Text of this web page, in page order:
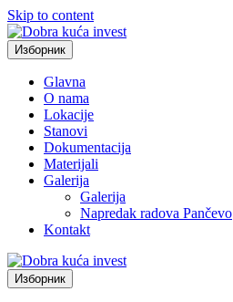
Skip to content
Изборник
Glavna
O nama
Lokacije
Stanovi
Dokumentacija
Materijali
Galerija
Galerija
Napredak radova Pančevo
Kontakt
Изборник